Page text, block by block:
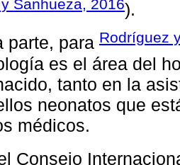
Sanhueza, 2016).
parte, para Rodríguez
es el área del
tanto en la
neonatos que
médicos.
Consejo